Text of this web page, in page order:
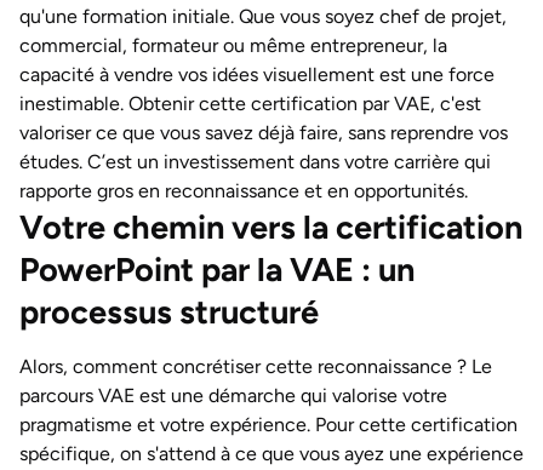
qu'une formation initiale. Que vous soyez chef de projet,
commercial, formateur ou même entrepreneur, la
capacité à vendre vos idées visuellement est une force
inestimable. Obtenir cette certification par VAE, c'est
valoriser ce que vous savez déjà faire, sans reprendre vos
études. C’est un investissement dans votre carrière qui
rapporte gros en reconnaissance et en opportunités.
Votre chemin vers la certification
PowerPoint par la VAE : un
processus structuré
Alors, comment concrétiser cette reconnaissance ? Le
parcours VAE est une démarche qui valorise votre
pragmatisme et votre expérience. Pour cette certification
spécifique, on s'attend à ce que vous ayez une expérience